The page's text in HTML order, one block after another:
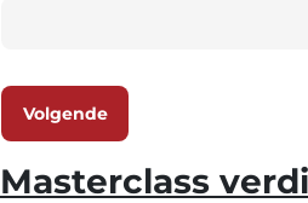
Volgende
Masterclass